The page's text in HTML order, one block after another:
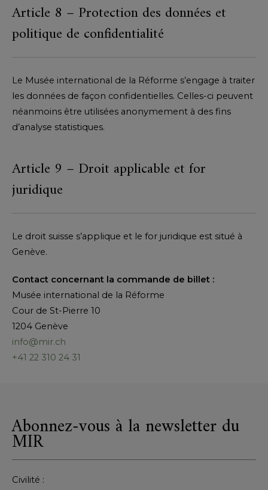
Article 8 – Protection des données et
politique de confidentialité
Le Musée international de la Réforme s’engage à traiter
les données de façon confidentielles. Celles-ci peuvent
néanmoins être utilisées anonymement à des fins
d’analyse statistiques.
Article 9 – Droit applicable et for
juridique
Le droit suisse s’applique et le for juridique est situé à
Genève.
Contact concernant la commande de billet :
Musée international de la Réforme
Cour de St-Pierre 10
1204 Genève
info@mir.ch
+41 22 310 24 31
Abonnez-vous à la newsletter du
MIR
Civilité :